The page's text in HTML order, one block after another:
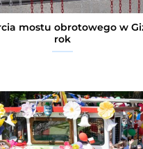
mostu obrotowego w
rok